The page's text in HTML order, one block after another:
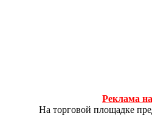
Реклама
На торговой площадке